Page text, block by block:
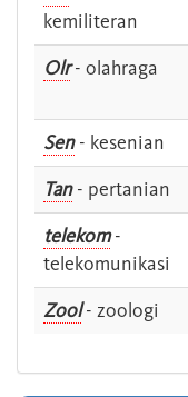
kemiliteran
Olr- olahraga
Sen- kesenian
Tan- pertanian
telekom-
telekomunikasi
Zool- zoologi